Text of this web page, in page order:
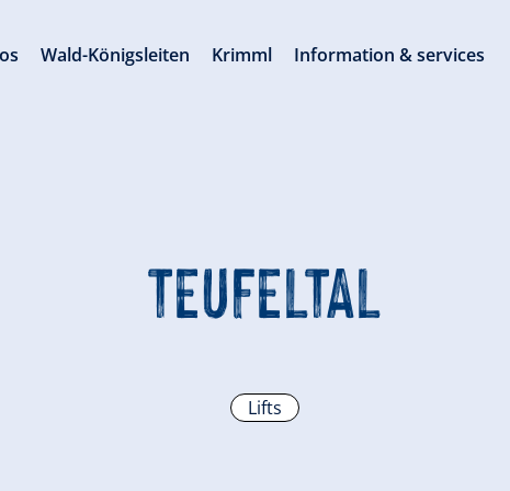
TEUFELTAL
Lifts
Wald-Königsleiten Krimml Information & services